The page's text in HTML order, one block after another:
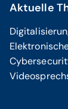
Aktuelle